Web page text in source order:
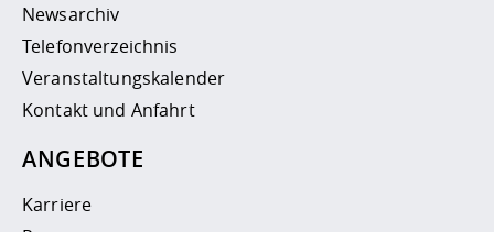
Newsarchiv
Telefonverzeichnis
Veranstaltungskalender
Kontakt und Anfahrt
ANGEBOTE
Karriere